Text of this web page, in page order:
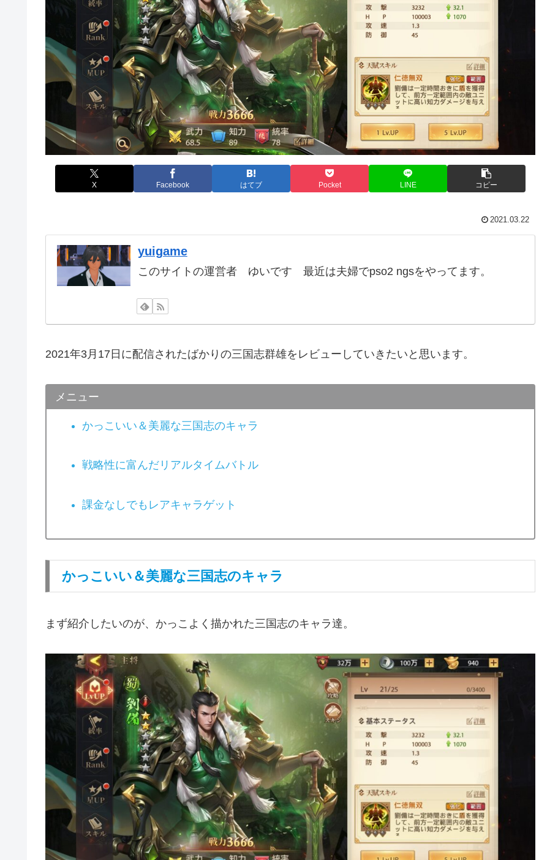
X Facebook はてブ Pocket LINE コピー
2021.03.22
yuigame
このサイトの運営者 ゆいです 最近は夫婦でpso2 ngsをやってます。
2021年3月17日に配信されたばかりの三国志群雄をレビューしていきたいと思います。
メニュー
かっこいい＆美麗な三国志のキャラ
戦略性に富んだリアルタイムバトル
課金なしでもレアキャラゲット
かっこいい＆美麗な三国志のキャラ
まず紹介したいのが、かっこよく描かれた三国志のキャラ達。